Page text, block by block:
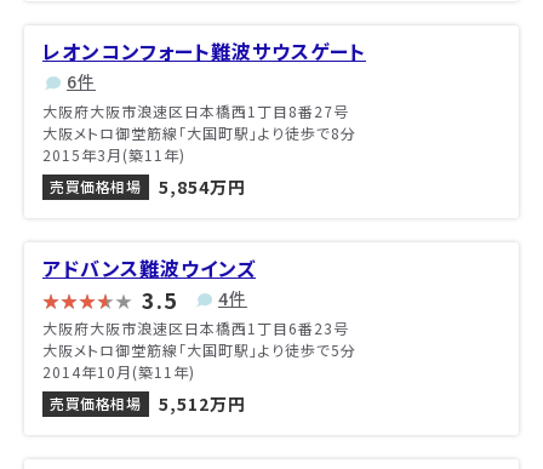
レオンコンフォート難波サウスゲート
6件
大阪府大阪市浪速区日本橋西1丁目8番27号
大阪メトロ御堂筋線「大国町駅」より徒歩で8分
2015年3月(築11年)
売買価格相場
5,854万円
アドバンス難波ウインズ
3.5 4件
大阪府大阪市浪速区日本橋西1丁目6番23号
大阪メトロ御堂筋線「大国町駅」より徒歩で5分
2014年10月(築11年)
売買価格相場
5,512万円